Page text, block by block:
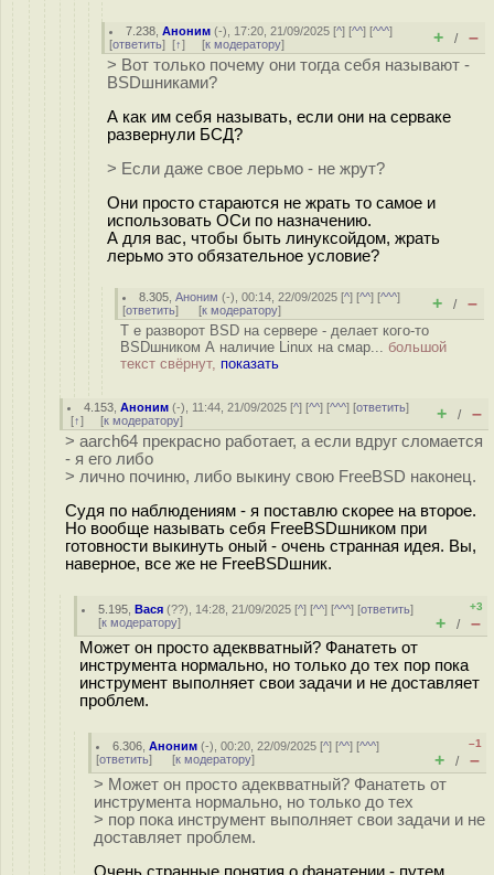
7.238 ,Аноним (-), 17:20, 21/09/2025 [^] [^^] [^^^]
[ответить] [↑] [к модератору] + / –
> Вот только почему они тогда себя называют -
BSDшниками?
А как им себя называть, если они на серваке
развернули БСД?
> Если даже свое лерьмо - не жрут?
Они просто стараются не жрать то самое и
использовать ОСи по назначению.
А для вас, чтобы быть линуксойдом, жрать
лерьмо это обязательное условие?
8.305 ,Аноним (-), 00:14, 22/09/2025 [^] [^^] [^^^]
[ответить] [к модератору] + / –
Т е разворот BSD на сервере - делает кого-то
BSDшником А наличие Linux на смар... большой
текст свёрнут, показать
4.153 ,Аноним (-), 11:44, 21/09/2025 [^] [^^] [^^^] [ответить]
[↑] [к модератору] + / –
> aarch64 прекрасно работает, а если вдруг сломается
- я его либо
> лично починю, либо выкину свою FreeBSD наконец.
Судя по наблюдениям - я поставлю скорее на второе.
Но вообще называть себя FreeBSDшником при
готовности выкинуть оный - очень странная идея. Вы,
наверное, все же не FreeBSDшник.
5.195 ,Вася (??), 14:28, 21/09/2025 [^] [^^] [^^^] [ответить]
[к модератору]
+3
+ / –
Может он просто адеквватный? Фанатеть от
инструмента нормально, но только до тех пор пока
инструмент выполняет свои задачи и не доставляет
проблем.
6.306 ,Аноним (-), 00:20, 22/09/2025 [^] [^^] [^^^]
[ответить] [к модератору]
–1
+ / –
> Может он просто адеквватный? Фанатеть от
инструмента нормально, но только до тех
> пор пока инструмент выполняет свои задачи и не
доставляет проблем.